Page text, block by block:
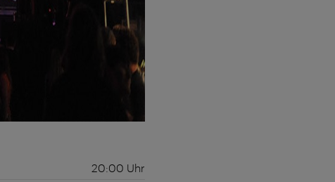
20:00 Uhr